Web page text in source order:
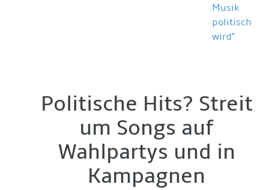
Musik
politisch
wird"
Politische Hits? Streit
um Songs auf
Wahlpartys und in
Kampagnen